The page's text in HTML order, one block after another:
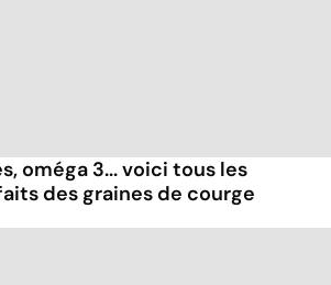
oméga 3... voici tous les
des graines de courge